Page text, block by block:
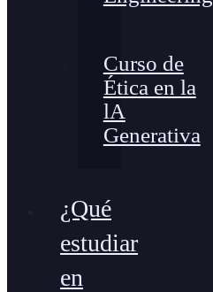
Curso de
Ética en la
lA
Generativa
¿Qué
estudiar
en